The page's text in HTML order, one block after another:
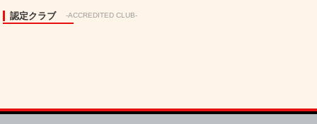
認定クラブ -ACCREDITED CLUB-